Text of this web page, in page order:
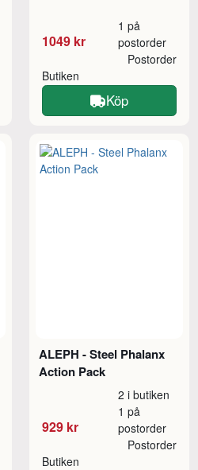
1049 kr
1 på
postorder
Butiken
Postorder
Köp
ALEPH - Steel Phalanx
Action Pack
929 kr
2 i butiken
1 på
postorder
Butiken
Postorder